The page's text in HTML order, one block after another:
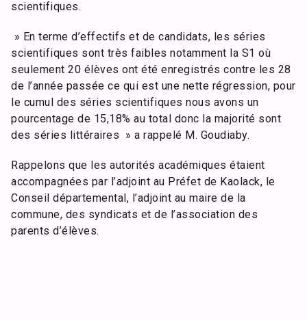
scientifiques.
» En terme d’effectifs et de candidats, les séries
scientifiques sont très faibles notamment la S1 où
seulement 20 élèves ont été enregistrés contre les 28
de l’année passée ce qui est une nette régression, pour
le cumul des séries scientifiques nous avons un
pourcentage de 15,18% au total donc la majorité sont
des séries littéraires » a rappelé M. Goudiaby.
Rappelons que les autorités académiques étaient
accompagnées par l’adjoint au Préfet de Kaolack, le
Conseil départemental, l’adjoint au maire de la
commune, des syndicats et de l’association des
parents d’élèves.